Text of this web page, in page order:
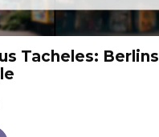
Tacheles: Berlins